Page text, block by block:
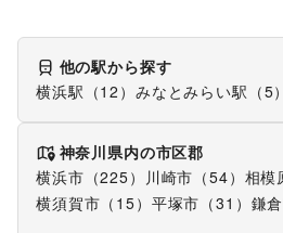
他の駅から探す
横浜駅（12） みなとみらい駅（5
神奈川県内の市区郡
横浜市（225） 川崎市（54） 相模
横須賀市（15） 平塚市（31） 鎌